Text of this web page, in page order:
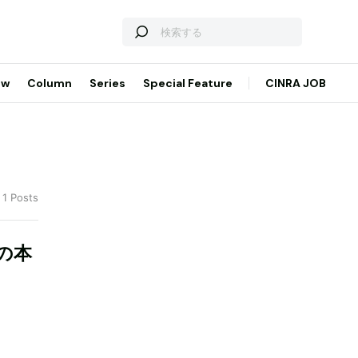
Column Series Special Feature CINRA JOB
Posts
本